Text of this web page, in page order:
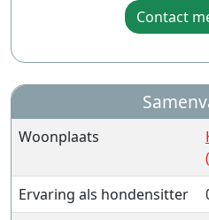
Contact
Woonplaats
Ervaring als hondensitter